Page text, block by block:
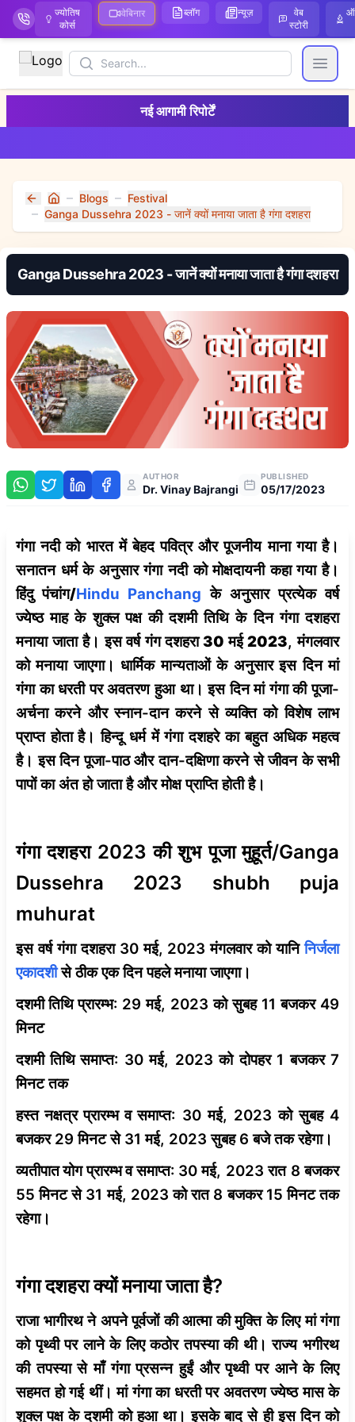
ज्योतिष
कोर्स
वेबिनार ब्लॉग न्यूज़
वेब
स्टोरी
Search
Open
नई आगामी रिपोर्टें
Home Blogs
Festival
Ganga Dussehra 2023 - जानें क्यों मनाया जाता है गंगा दशहरा
Ganga Dussehra 2023 - जानें क्यों मनाया जाता है गंगा दशहरा
AUTHOR
Dr. Vinay Bajrangi
PUBLISHED
05/17/2023
गंगा नदी को भारत में बेहद पवित्र और पूजनीय माना गया है।
सनातन धर्म के अनुसार गंगा नदी को मोक्षदायनी कहा गया है।
हिंदु पंचांग/Hindu Panchang के अनुसार प्रत्येक वर्ष
ज्येष्ठ माह के शुक्ल पक्ष की दशमी तिथि के दिन गंगा दशहरा
मनाया जाता है।इस वर्ष गंग दशहरा 30 मई 2023, मंगलवार
को मनाया जाएगा। धार्मिक मान्यताओं के अनुसार इस दिन मां
गंगा का धरती पर अवतरण हुआ था। इस दिन मां गंगा की पूजा-
अर्चना करने और स्नान-दान करने से व्यक्ति को विशेष लाभ
प्राप्त होता है। हिन्दू धर्म में गंगा दशहरे का बहुत अधिक महत्व
है। इस दिन पूजा-पाठ और दान-दक्षिणा करने से जीवन के सभी
पापों का अंत हो जाता है और मोक्ष प्राप्ति होती है।
गंगा दशहरा 2023 की शुभ पूजा मुहूर्त/Ganga
Dussehra 2023 shubh puja
muhurat
इस वर्ष गंगा दशहरा 30 मई, 2023 मंगलवार को यानिनिर्जला
एकादशीसे ठीक एक दिन पहले मनाया जाएगा।
दशमी तिथि प्रारम्भ: 29 मई, 2023 को सुबह 11 बजकर 49
मिनट
दशमी तिथि समाप्त: 30 मई, 2023 को दोपहर 1 बजकर 7
मिनट तक
हस्त नक्षत्र प्रारम्भ व समाप्त: 30 मई, 2023 को सुबह 4
बजकर 29 मिनट से 31 मई, 2023 सुबह 6 बजे तक रहेगा।
व्यतीपात योग प्रारम्भ व समाप्त: 30 मई, 2023 रात 8 बजकर
55 मिनट से 31 मई, 2023 को रात 8 बजकर 15 मिनट तक
रहेगा।
गंगा दशहरा क्यों मनाया जाता है?
राजा भागीरथ ने अपने पूर्वजों की आत्मा की मुक्ति के लिए मां गंगा
को पृथ्वी पर लाने के लिए कठोर तपस्या की थी। राज्य भगीरथ
की तपस्या से माँ गंगा प्रसन्न हुईं और पृथ्वी पर आने के लिए
सहमत हो गई थीं। मां गंगा का धरती पर अवतरण ज्येष्ठ मास के
शुक्ल पक्ष के दशमी को हुआ था। इसके बाद से ही इस दिन को